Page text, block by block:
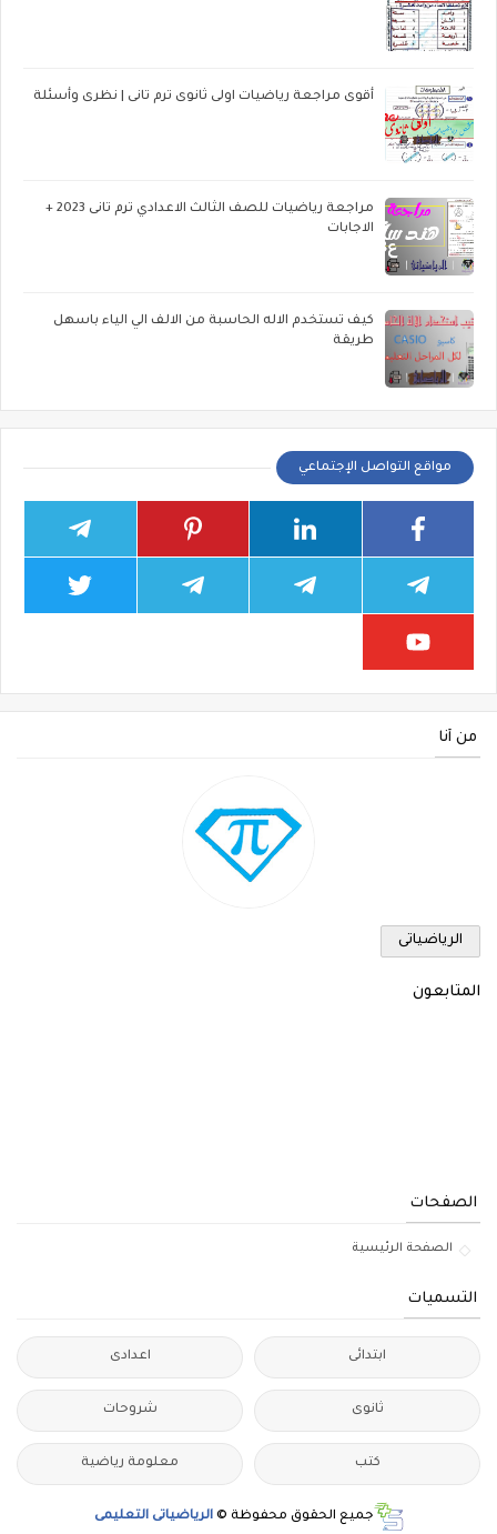
أقوى مراجعة رياضيات اولى ثانوى ترم تانى | نظرى وأسئلة
مراجعة رياضيات للصف الثالث الاعدادي ترم تانى 2023 +
الاجابات
كيف تستخدم الاله الحاسبة من الالف الي الياء باسهل
طريقة
مواقع التواصل الإجتماعي
من أنا
الرياضياتى
المتابعون
الصفحات
الصفحة الرئيسية
التسميات
ابتدائى اعدادى
ثانوى شروحات
كتب معلومة رياضية
جميع الحقوق محفوظة © الرياضياتى التعليمى